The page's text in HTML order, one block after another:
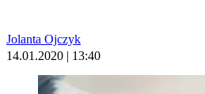
Jolanta Ojczyk
14.01.2020 | 13:40